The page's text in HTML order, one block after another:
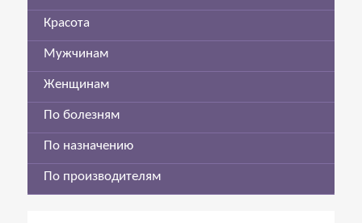
Красота
Мужчинам
Женщинам
По болезням
По назначению
По производителям